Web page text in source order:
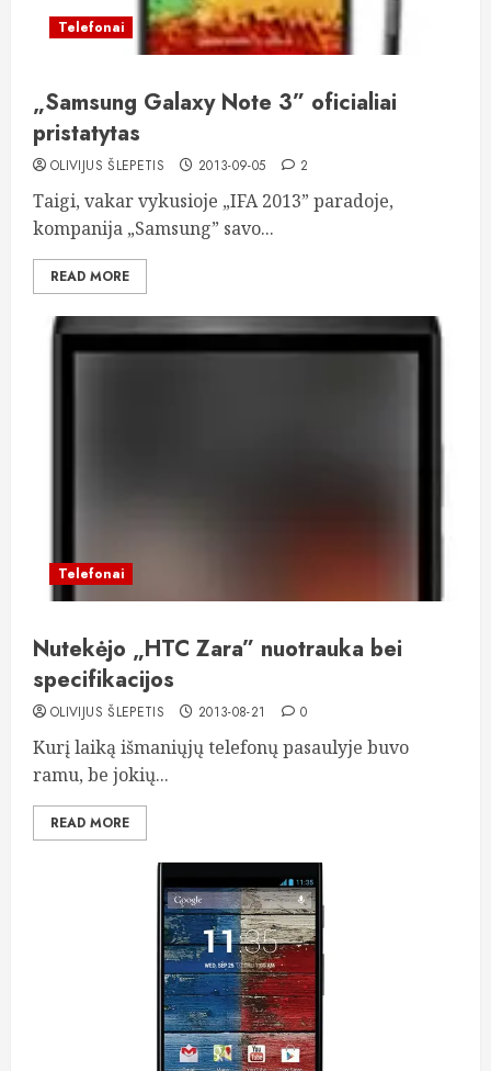
Telefonai
„Samsung Galaxy Note 3” oficialiai
pristatytas
OLIVIJUS ŠLEPETIS 2013-09-05 2
Taigi, vakar vykusioje „IFA 2013” paradoje,
kompanija „Samsung” savo...
READ MORE
Telefonai
Nutekėjo „HTC Zara” nuotrauka bei
specifikacijos
OLIVIJUS ŠLEPETIS 2013-08-21 0
Kurį laiką išmaniųjų telefonų pasaulyje buvo
ramu, be jokių...
READ MORE